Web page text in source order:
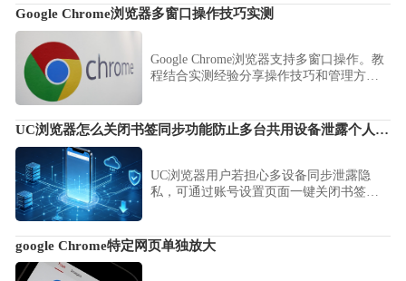
发故障。
Google Chrome浏览器多窗口操作技巧实测
Google Chrome浏览器支持多窗口操作。教
程结合实测经验分享操作技巧和管理方
UC浏览器怎么关闭书签同步功能防止多台共用设备泄露个人私密信息
UC浏览器用户若担心多设备同步泄露隐
私，可通过账号设置页面一键关闭书签同
级。
google Chrome特定网页单独放大